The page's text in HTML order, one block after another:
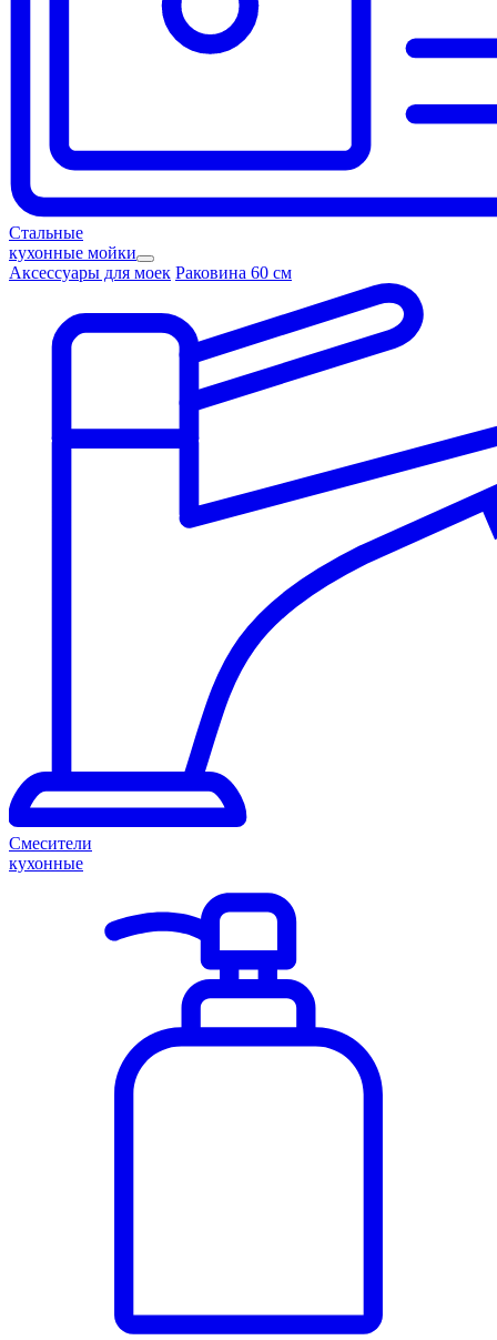
Стальные
кухонные мойки
Аксессуары для моек Раковина 60 см
Смесители
кухонные